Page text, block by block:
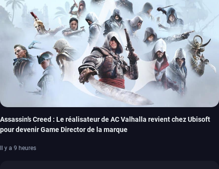
Assassin’s Creed : Le réalisateur de AC Valhalla revient chez Ubisoft
pour devenir Game Director de la marque
Il y a 9 heures